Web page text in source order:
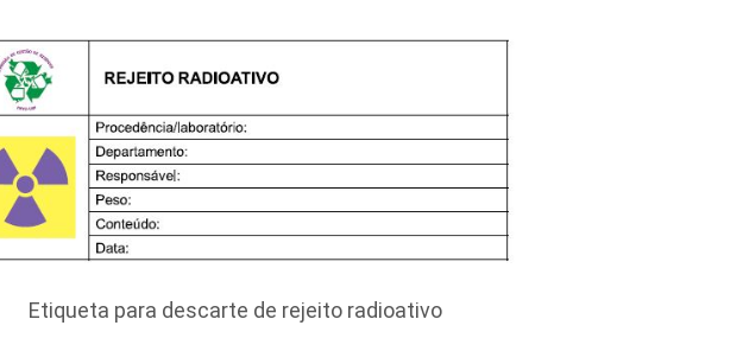
Etiqueta para descarte de rejeito radioativo